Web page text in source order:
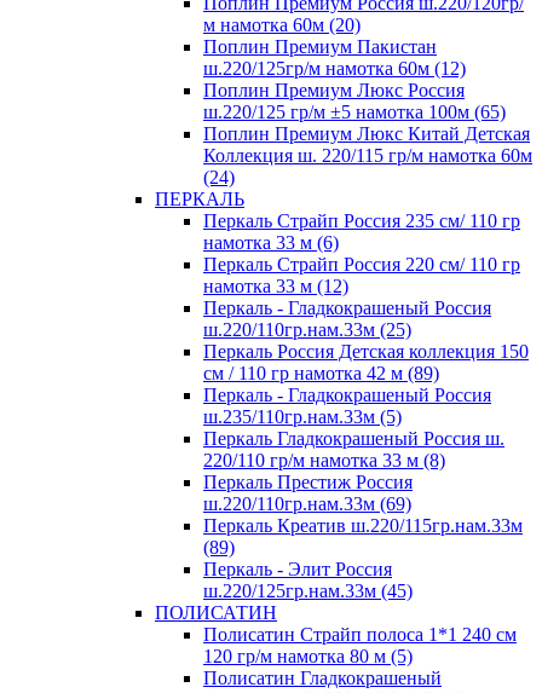
м намотка 60м (20)
Поплин Премиум Пакистан
ш.220/125гр/м намотка 60м (12)
Поплин Премиум Люкс Россия
ш.220/125 гр/м ±5 намотка 100м (65)
Поплин Премиум Люкс Китай Детская
Коллекция ш. 220/115 гр/м намотка 60м
(24)
ПЕРКАЛЬ
Перкаль Страйп Россия 235 см/ 110 гр
намотка 33 м (6)
Перкаль Страйп Россия 220 см/ 110 гр
намотка 33 м (12)
Перкаль - Гладкокрашеный Россия
ш.220/110гр.нам.33м (25)
Перкаль Россия Детская коллекция 150
см / 110 гр намотка 42 м (89)
Перкаль - Гладкокрашеный Россия
ш.235/110гр.нам.33м (5)
Перкаль Гладкокрашеный Россия ш.
220/110 гр/м намотка 33 м (8)
Перкаль Престиж Россия
ш.220/110гр.нам.33м (69)
Перкаль Креатив ш.220/115гр.нам.33м
(89)
Перкаль - Элит Россия
ш.220/125гр.нам.33м (45)
ПОЛИСАТИН
Полисатин Страйп полоса 1*1 240 см
120 гр/м намотка 80 м (5)
Полисатин Гладкокрашеный